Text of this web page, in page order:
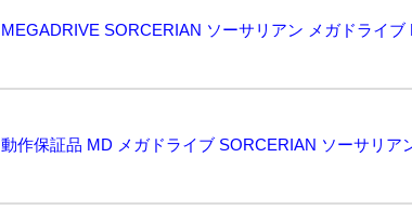
MEGADRIVE SORCERIAN ソーサリアン メガドライブ